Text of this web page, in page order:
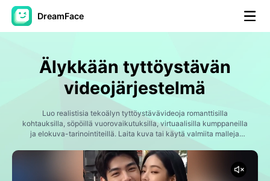
DreamFace
AI-työkalut
Avatar-video
Video
Kuvaus ▼
Älykkään tyttöystävän
videojärjestelmä
Luo realistisia tekoälyn tyttöystävävideoja romanttisilla
kohtauksilla, söpöillä vuorovaikutuksilla, virtuaalisilla kumppaneilla
ja elokuva-tarinointiteillä. Laita kuva tai käytä valmiita malleja
kuluessa.